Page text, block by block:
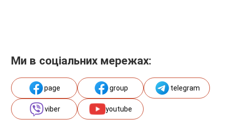
Ми в соціальних мережах:
page group telegram
viber youtube